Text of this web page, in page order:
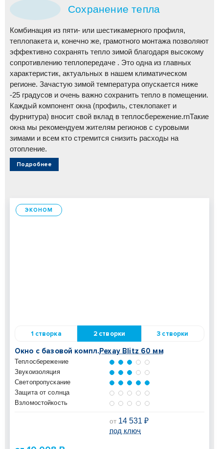
Сохранение тепла
Комбинация из пяти- или шестикамерного профиля,
теплопакета и, конечно же, грамотного монтажа позволяют
эффективно сохранять тепло зимой благодаря высокому
сопротивлению теплопередаче . Это одна из главных
характеристик, актуальных в нашем климатическом
регионе. Зачастую зимой температура опускается ниже
-25 градусов и очень важно сохранить тепло в помещении.
Каждый компонент окна (профиль, стеклопакет и
фурнитура) вносит свой вклад в теплосбережение.rnТакие
окна мы рекомендуем жителям регионов с суровыми
зимами и всем кто стремится снизить расходы на
отопление.
Подробнее
ЭКОНОМ
1 створка 2 створки 3 створки
Окно с базовой компл.Рехау Blitz 60 мм
Теплосбережение
Звукоизоляция
Светопропускание
Защита от солнца
Взломостойкость
от 14 531 ₽
под ключ